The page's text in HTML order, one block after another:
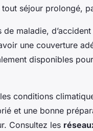
séjour prolongé,
maladie,
une couverture
disponibles
conditions
et une bonne
Consultez les